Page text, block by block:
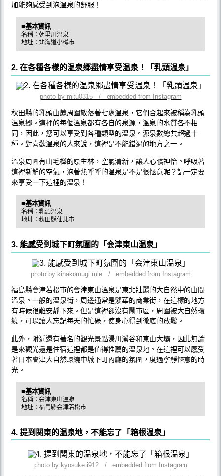
加能夠感受到泡溫泉的舒服！
■基本資訊
名稱：朝里川温泉
地址：北海道小樽市
2. 在各種各樣的温泉郷盡情享受温泉！「乳頭温泉」
photo by mitu0315 / embedded from Instagram
秋田縣的乳頭山麓周圍散落著七處溫泉，它們合起來被稱為乳頭
温泉郷。這裡的每個溫泉都有各自的泉源，溫泉的水質各不相
同，因此，您可以享受到各種類型的溫泉。源泉數總共超過十
種。對喜歡溫泉的人來說，這裡是不能錯過的地方之一。
溫泉周圍有山毛櫸的原生林，空氣清新，讓人心曠神怡。呼吸著
這裡新鮮的空氣，泡著熱呼呼的溫泉是不是很愜意呢？請一定要
來享受一下這裡的溫泉！
■基本資訊
名稱：乳頭温泉
地址：秋田縣仙北市
3. 能感受到城下町氛圍的「会津東山温泉」
photo by kinakomugi.mie / embedded from Instagram
福島縣會津若松市的會津東山溫泉是東北壯麗的大自然中的山間
溫泉。一般的溫泉街，周邊通常是繁華的商業街，在這樣的地方
有時候很難安靜下來。但是這裡卻沒有鬧市區，周圍被大自然環
繞，可以讓人忘記每天的忙碌，使身心得到徹底的放鬆。
此外，附近還有著名的觀光景點湯川溪谷和東山大壩，因此無論
是來觀光還是住宿這裡都是值得推薦的溫泉地。在這裡可以感受
著日本會津大自然環繞中城下町內廳的氛圍，度過寧靜愜意的時
光。
■基本資訊
名稱：会津東山温泉
地址：福島縣会津若松市
4. 提到関東的温泉地，不能忘了「箱根温泉」
photo by kyosuke.i912 / embedded from Instagram